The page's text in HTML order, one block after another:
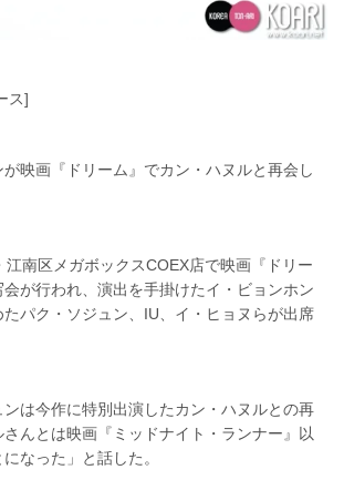
ス]
映画『ドリーム』でカン・ハヌルと再会し
江南区メガボックスCOEX店で映画『ドリー
会が行われ、演出を手掛けたイ・ビョンホン
パク・ソジュン、IU、イ・ヒョヌらが出席
ンは今作に特別出演したカン・ハヌルとの再
んとは映画『ミッドナイト・ランナー』以
なった」と話した。